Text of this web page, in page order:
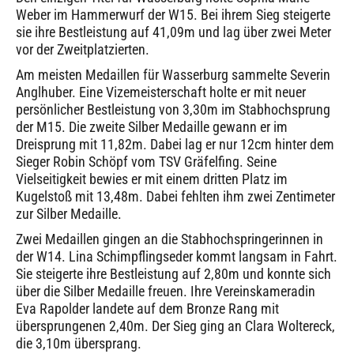
Weber im Hammerwurf der W15. Bei ihrem Sieg steigerte
sie ihre Bestleistung auf 41,09m und lag über zwei Meter
vor der Zweitplatzierten.
Am meisten Medaillen für Wasserburg sammelte Severin
Anglhuber. Eine Vizemeisterschaft holte er mit neuer
persönlicher Bestleistung von 3,30m im Stabhochsprung
der M15. Die zweite Silber Medaille gewann er im
Dreisprung mit 11,82m. Dabei lag er nur 12cm hinter dem
Sieger Robin Schöpf vom TSV Gräfelfing. Seine
Vielseitigkeit bewies er mit einem dritten Platz im
Kugelstoß mit 13,48m. Dabei fehlten ihm zwei Zentimeter
zur Silber Medaille.
Zwei Medaillen gingen an die Stabhochspringerinnen in
der W14. Lina Schimpflingseder kommt langsam in Fahrt.
Sie steigerte ihre Bestleistung auf 2,80m und konnte sich
über die Silber Medaille freuen. Ihre Vereinskameradin
Eva Rapolder landete auf dem Bronze Rang mit
übersprungenen 2,40m. Der Sieg ging an Clara Woltereck,
die 3,10m übersprang.